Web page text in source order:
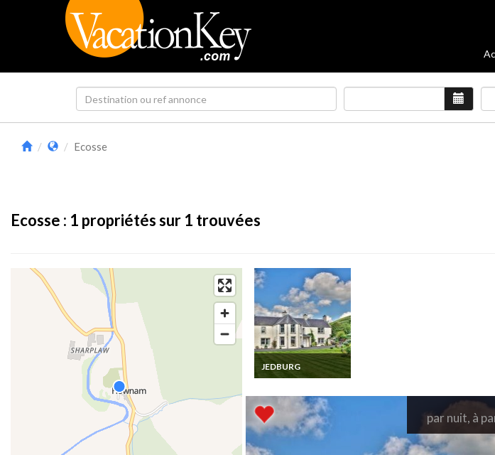
Ecosse
Ecosse : 1 propriétés sur 1 trouvées
JEDBURG
Ecosse Location
charme au sud de
l'Ecosse
par nuit, à